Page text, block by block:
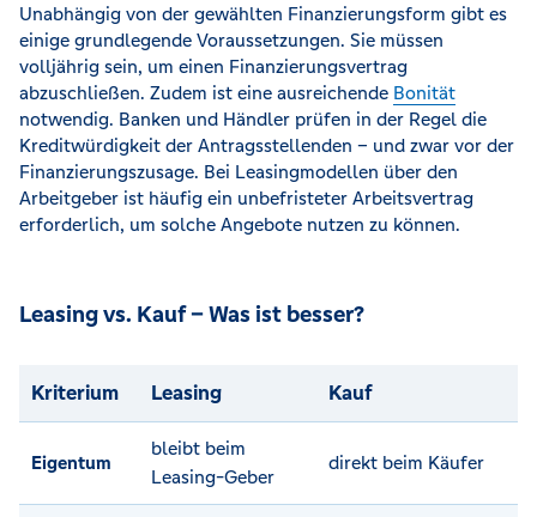
Unabhängig von der gewählten Finanzierungsform gibt es
einige grundlegende Voraussetzungen. Sie müssen
volljährig sein, um einen Finanzierungsvertrag
abzuschließen. Zudem ist eine ausreichende Bonität
notwendig. Banken und Händler prüfen in der Regel die
Kreditwürdigkeit der Antragsstellenden – und zwar vor der
Finanzierungszusage. Bei Leasingmodellen über den
Arbeitgeber ist häufig ein unbefristeter Arbeitsvertrag
erforderlich, um solche Angebote nutzen zu können.
Leasing vs. Kauf – Was ist besser?
Kriterium Leasing Kauf
Eigentum
bleibt beim
Leasing-Geber
direkt beim Käufer